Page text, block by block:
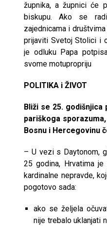
župnika, a župnici će
biskupu. Ako se
zajednicama i
prijaviti Svetoj Stolici i
je odluku Papa
svome motupropriju
POLITIKA i ŽIVOT
Bliži se 25.
pariškoga
Bosnu i Hercegovinu
– U vezi s Daytonom,
25 godina, Hrvatima
kardinalne nepravde,
pogotovo sada:
ako se željela
nije trebalo uklanjati